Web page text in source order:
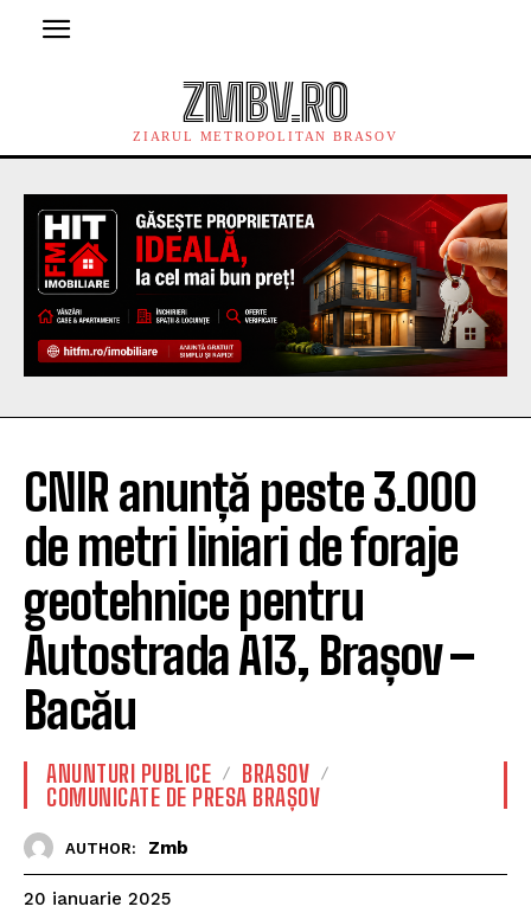
ZMBV.RO
ZIARUL METROPOLITAN BRASOV
CNIR anunță peste 3.000
de metri liniari de foraje
geotehnice pentru
Autostrada A13, Brașov –
Bacău
ANUNTURI PUBLICE
BRASOV
COMUNICATE DE PRESA BRAȘOV
AUTHOR: Zmb
20 ianuarie 2025